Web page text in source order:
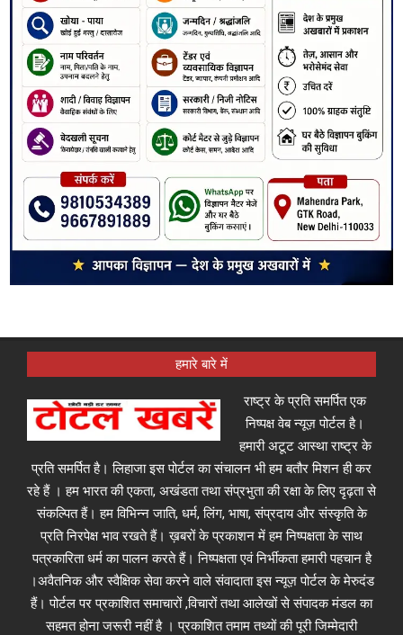
हमारे बारे में
राष्ट्र के प्रति समर्पित एक
निष्पक्ष वेब न्यूज़ पोर्टल है।
हमारी अटूट आस्था राष्ट्र के
प्रति समर्पित है। लिहाजा इस पोर्टल का संचालन भी हम बतौर मिशन ही कर
रहे हैं । हम भारत की एकता, अखंडता तथा संप्रभुता की रक्षा के लिए दृढ़ता से
संकल्पित हैं। हम विभिन्न जाति, धर्म, लिंग, भाषा, संप्रदाय और संस्कृति के
प्रति निरपेक्ष भाव रखते हैं। ख़बरों के प्रकाशन में हम निष्पक्षता के साथ
पत्रकारिता धर्म का पालन करते हैं। निष्पक्षता एवं निर्भीकता हमारी पहचान है
।अवैतनिक और स्वैक्षिक सेवा करने वाले संवादाता इस न्यूज़ पोर्टल के मेरुदंड
हैं। पोर्टल पर प्रकाशित समाचारों ,विचारों तथा आलेखों से संपादक मंडल का
सहमत होना जरूरी नहीं है । प्रकाशित तमाम तथ्यों की पूरी जिम्मेदारी